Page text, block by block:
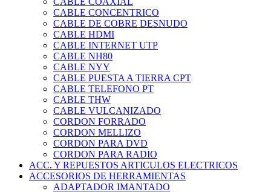
CABLE CONCENTRICO
CABLE DE COBRE DESNUDO
CABLE HDMI
CABLE INTERNET UTP
CABLE NH80
CABLE NYY
CABLE PUESTA A TIERRA CPT
CABLE TELEFONO PT
CABLE THW
CABLE VULCANIZADO
CORDON FORRADO
CORDON MELLIZO
CORDON PARA DVD
CORDON PARA RADIO
ACC. Y REPUESTOS ARTICULOS ELECTRICOS
ACCESORIOS DE HERRAMIENTAS
ADAPTADOR IMANTADO